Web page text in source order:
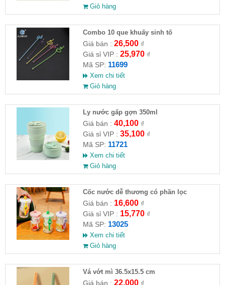
Giỏ hàng
Combo 10 que khuấy sinh tố
Giá bán : 26,500₫
Giá sỉ VIP : 25,970₫
Mã SP: 11699
Xem chi tiết
Giỏ hàng
Ly nước gấp gợn 350ml
Giá bán : 40,100₫
Giá sỉ VIP : 35,100₫
Mã SP: 11721
Xem chi tiết
Giỏ hàng
Cốc nước dễ thương có phần lọc
Giá bán : 16,600₫
Giá sỉ VIP : 15,770₫
Mã SP: 13025
Xem chi tiết
Giỏ hàng
Vá vớt mì 36.5x15.5 cm
Giá bán : 22,000₫